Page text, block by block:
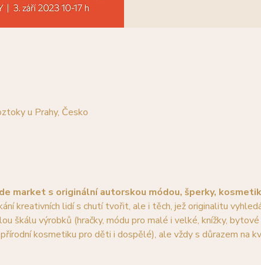
u Prahy, Česko
market s originální autorskou módou, šperky,
kreativních lidí s chutí tvořit, ale i těch, jež originalitu
škálu výrobků (hračky, módu pro malé i velké, knížky,
kosmetiku pro děti i dospělé), ale vždy s důrazem na